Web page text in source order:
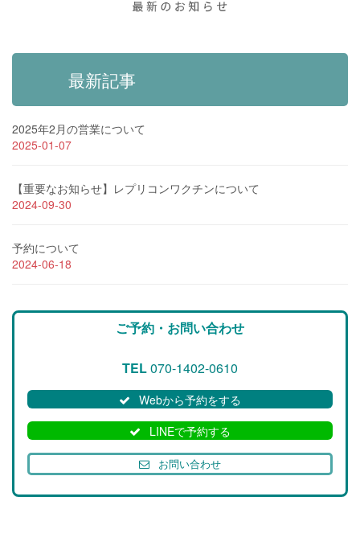
最新記事
2025年2月の営業について
2025-01-07
【重要なお知らせ】レプリコンワクチンについて
2024-09-30
予約について
2024-06-18
ご予約・お問い合わせ
TEL070-1402-0610
Webから予約をする
LINEで予約する
お問い合わせ